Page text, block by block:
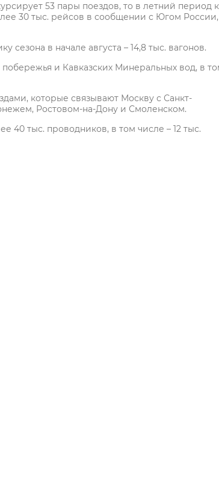
53 пары поездов, то в летний период
30 тыс. рейсов в сообщении с Югом России,
сезона в начале августа – 14,8 тыс. вагонов.
и Кавказских Минеральных вод, в
которые связывают Москву с Санкт-
Ростовом-на-Дону и Смоленском.
40 тыс. проводников, в том числе – 12 тыс.